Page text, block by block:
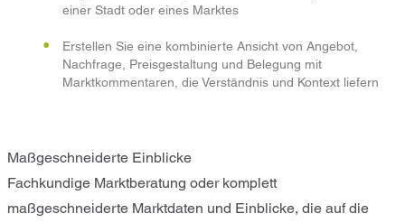
einer Stadt oder eines Marktes
Erstellen Sie eine kombinierte Ansicht von Angebot,
Nachfrage, Preisgestaltung und Belegung mit
Marktkommentaren, die Verständnis und Kontext liefern
Maßgeschneiderte Einblicke
Fachkundige Marktberatung oder komplett
maßgeschneiderte Marktdaten und Einblicke, die auf die